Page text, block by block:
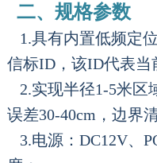
二、规格参数
1.具有内置低频定
信标ID，该ID代表当
2.实现半径1-5米区
误差30-40cm，边界
3.电源：DC12V、